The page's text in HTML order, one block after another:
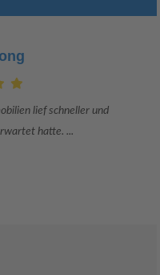
an Frau Adriana Sarca.
mehr als ...